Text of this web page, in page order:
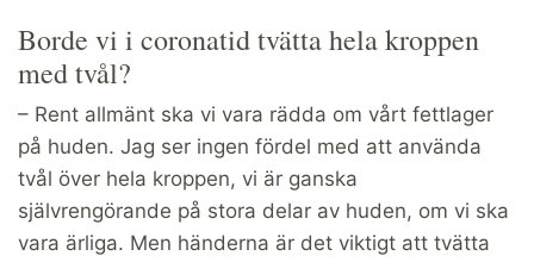
Borde vi i coronatid tvätta hela kroppen
med tvål?
– Rent allmänt ska vi vara rädda om vårt fettlager
på huden. Jag ser ingen fördel med att använda
tvål över hela kroppen, vi är ganska
självrengörande på stora delar av huden, om vi ska
vara ärliga. Men händerna är det viktigt att tvätta